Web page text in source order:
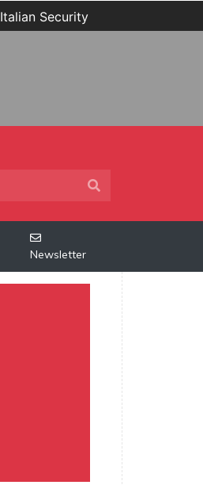
Italian Security
Newsletter